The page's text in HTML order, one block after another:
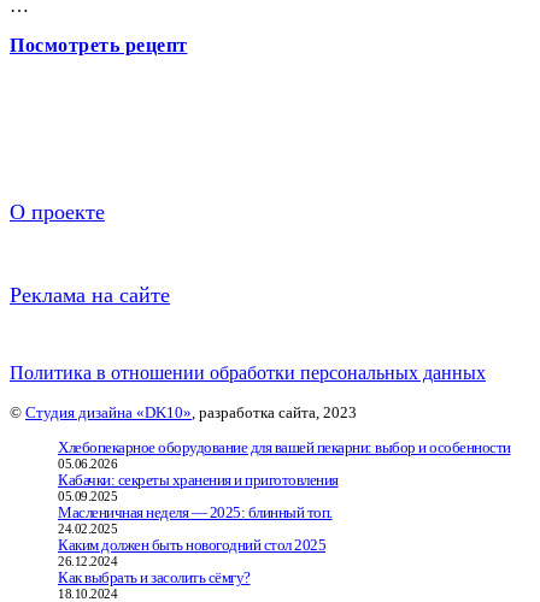
…
Посмотреть рецепт
О проекте
Реклама на сайте
Политика в отношении обработки персональных данных
© Студия дизайна «DK10», разработка сайта, 2023
Хлебопекарное оборудование для вашей пекарни: выбор и особенности
05.06.2026
Кабачки: секреты хранения и приготовления
05.09.2025
Масленичная неделя — 2025: блинный топ.
24.02.2025
Каким должен быть новогодний стол 2025
26.12.2024
Как выбрать и засолить сёмгу?
18.10.2024